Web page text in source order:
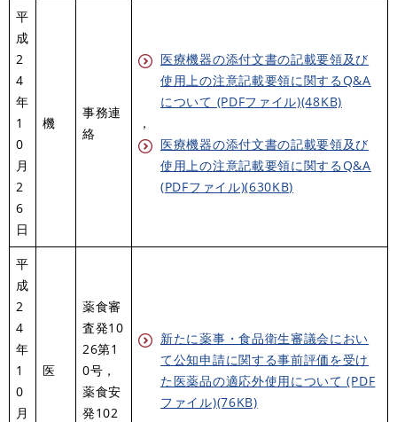
平
成
2
4
年
1
0
月
2
6
日
機
事務連
絡
医療機器の添付文書の記載要領及び
使用上の注意記載要領に関するQ&A
について (PDFファイル)(48KB)
，
医療機器の添付文書の記載要領及び
使用上の注意記載要領に関するQ&A
(PDFファイル)(630KB)
平
成
2
4
年
1
0
月
医
薬食審
査発10
26第1
0号，
薬食安
発102
新たに薬事・食品衛生審議会におい
て公知申請に関する事前評価を受け
た医薬品の適応外使用について (PDF
ファイル)(76KB)